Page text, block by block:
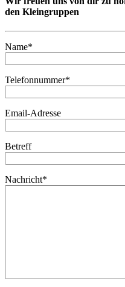
den Kleingruppen
Name*
Telefonnummer*
Email-Adresse
Betreff
Nachricht*